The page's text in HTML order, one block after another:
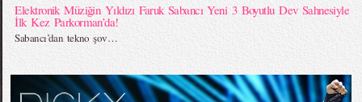
Elektronik Müziğin Yıldızı Faruk Sabancı Yeni 3 Boyutlu Dev Sahnesiyle
İlk Kez Parkorman’da!
Sabancı’dan tekno şov…